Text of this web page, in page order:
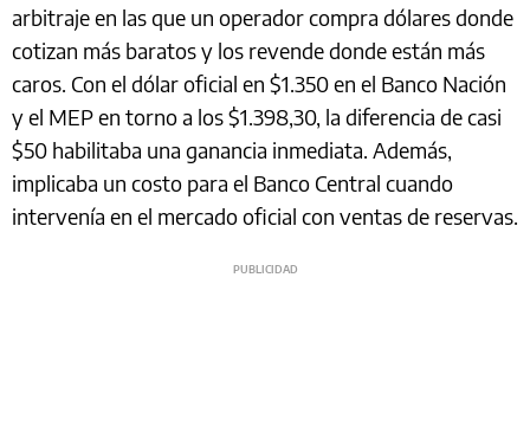
arbitraje en las que un operador compra dólares donde
cotizan más baratos y los revende donde están más
caros. Con el dólar oficial en $1.350 en el Banco Nación
y el MEP en torno a los $1.398,30, la diferencia de casi
$50 habilitaba una ganancia inmediata. Además,
implicaba un costo para el Banco Central cuando
intervenía en el mercado oficial con ventas de reservas.